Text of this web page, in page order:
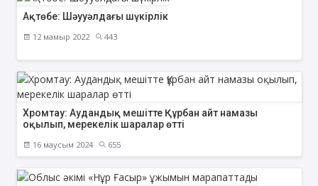
Ақтөбе: Шәууәлдағы шүкірлік
12 мамыр 2022 443
Хромтау: Аудандық мешітте Құрбан айт намазы
оқылып, мерекелік шаралар өтті
16 маусым 2024 655